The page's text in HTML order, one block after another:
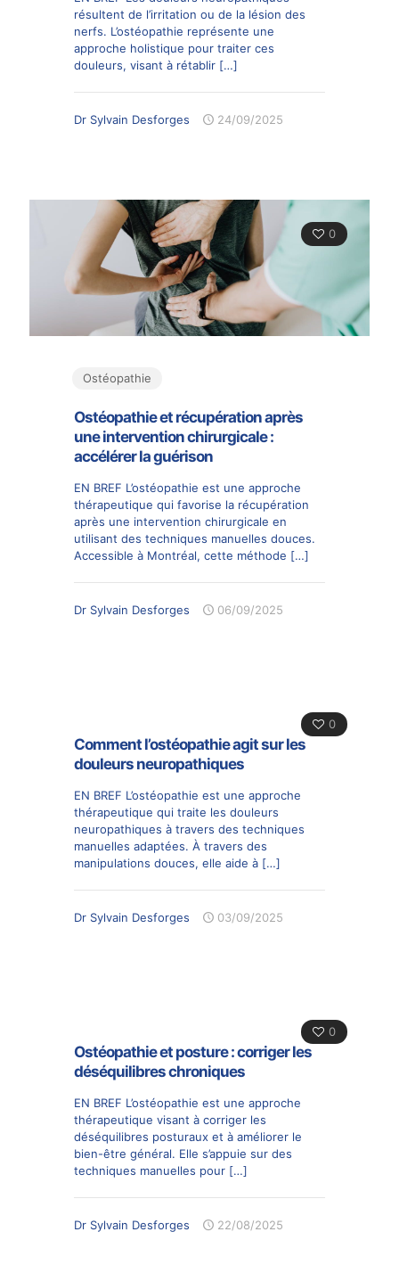
résultent de l’irritation ou de la lésion des
nerfs. L’ostéopathie représente une
approche holistique pour traiter ces
douleurs, visant à rétablir […]
Dr Sylvain Desforges 24/09/2025
0
Ostéopathie
Ostéopathie et récupération après
une intervention chirurgicale :
accélérer la guérison
EN BREF L’ostéopathie est une approche
thérapeutique qui favorise la récupération
après une intervention chirurgicale en
utilisant des techniques manuelles douces.
Accessible à Montréal, cette méthode […]
Dr Sylvain Desforges 06/09/2025
0
Comment l’ostéopathie agit sur les
douleurs neuropathiques
EN BREF L’ostéopathie est une approche
thérapeutique qui traite les douleurs
neuropathiques à travers des techniques
manuelles adaptées. À travers des
manipulations douces, elle aide à […]
Dr Sylvain Desforges 03/09/2025
0
Ostéopathie et posture : corriger les
déséquilibres chroniques
EN BREF L’ostéopathie est une approche
thérapeutique visant à corriger les
déséquilibres posturaux et à améliorer le
bien-être général. Elle s’appuie sur des
techniques manuelles pour […]
Dr Sylvain Desforges 22/08/2025